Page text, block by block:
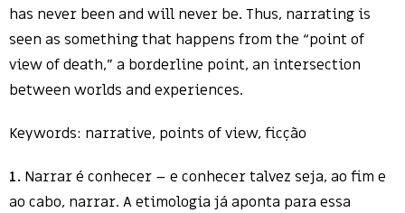
has never been and will never be. Thus, narrating is
seen as something that happens from the “point of
view of death,” a borderline point, an intersection
between worlds and experiences.
Keywords: narrative, points of view, ficção
1. Narrar é conhecer – e conhecer talvez seja, ao fim e
ao cabo, narrar. A etimologia já aponta para essa